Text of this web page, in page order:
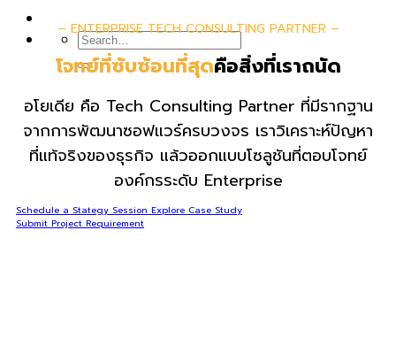
– ENTERPRISE TECH CONSULTING PARTNER –
โจทย์ที่ซับซ้อนที่สุดคือสิ่งที่เราถนัด
อโยเดีย คือ Tech Consulting Partner ที่มีรากฐาน
จากการพัฒนาซอฟแวร์ครบวงจร เราวิเคราะห์ปัญหา
ที่แท้จริงของธุรกิจ แล้วออกแบบโซลูชันที่ตอบโจทย์
องค์กรระดับ Enterprise
Schedule a Stategy Session Explore Case Study
Submit Project Requirement